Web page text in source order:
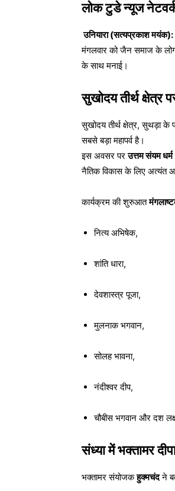
लोक टुडे न्यूज
उनियारा (सत्यप्रकाश मयंक):
मंगलवार को जैन समाज के
के साथ मनाई।
सुखोदय तीर्थ
सुखोदय तीर्थ क्षेत्र, सुथड़ा के
सबसे बड़ा महापर्व है।
इस अवसर परउत्तम संयम धर्म
नैतिक विकास के लिए अत्यंत
कार्यक्रम की शुरुआत
नित्य अभिषेक,
शांति धारा,
देवशास्त्र पूजा,
मुलनाक भगवान,
सोलह भावना,
नंदीश्वर दीप,
चौबीस भगवान और दश
संध्या में भक्तामर
भक्तामर संयोजकहुक्मचंदने